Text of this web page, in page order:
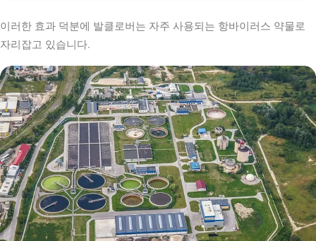
이러한 효과 덕분에 발클로버는 자주 사용되는 항바이러스 약물로
자리잡고 있습니다.